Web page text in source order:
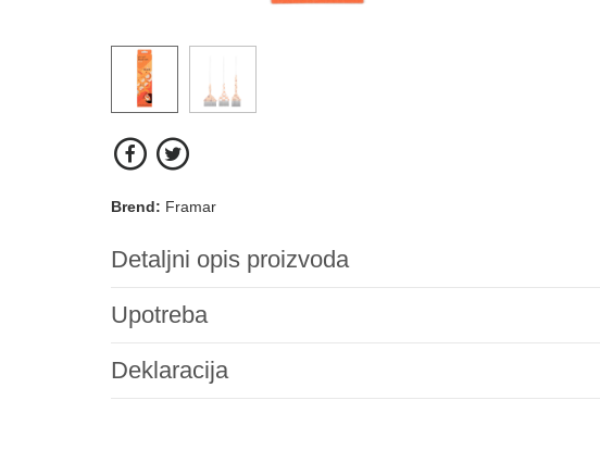
Brend: Framar
Detaljni opis proizvoda
Upotreba
Deklaracija